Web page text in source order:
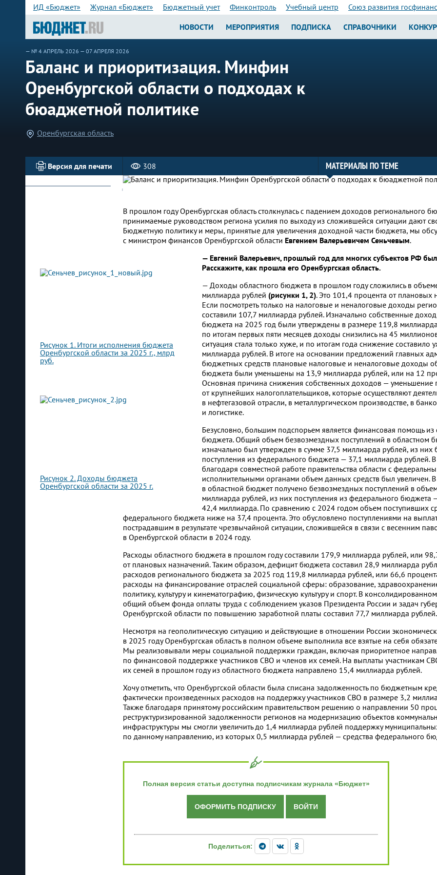
ИД «Бюджет» Журнал «Бюджет» Бюджетный учет Финконтроль Учебный центр Союз развития
НОВОСТИ МЕРОПРИЯТИЯ ПОДПИСКА СПРАВОЧНИКИ
— № 4 АПРЕЛЬ 2026 — 07 АПРЕЛЯ 2026
Баланс и приоритизация. Минфин
Оренбургской области о подходах к
бюaджетной политике
Оренбургская область
Версия для печати 308 МАТЕРИАЛЫ ПО ТЕМЕ
В прошлом году Оренбургская область столкнулась с падением доходов регионального
принимаемые руководством региона усилия по выходу из сложившейся ситуации дают
Бюджетную политику и меры, принятые для увеличения доходной части бюджета, мы
с министром финансов Оренбургской области Евгением Валерьевичем Сеньчевым.
Рисунок 1. Итоги исполнения бюджета
Оренбургской области за 2025 г., млрд
руб.
Рисунок 2. Доходы бюджета
Оренбургской области за 2025 г.
— Евгений Валерьевич, прошлый год для многих субъектов РФ
Расскажите, как прошла его Оренбургская область.
— Доходы областного бюджета в прошлом году сложились в
миллиарда рублей (рисунки 1, 2). Это 101,4 процента от плановых
Если посмотреть только на налоговые и неналоговые доходы
составили 107,7 миллиарда рублей. Изначально собственные
бюджета на 2025 год были утверждены в размере 119,8
по итогам первых пяти месяцев доходы снизились на 45
ситуация стала только хуже, и по итогам года снижение составило
миллиарда рублей. В итоге на основании предложений главных
бюджетных средств плановые налоговые и неналоговые доходы
бюджета были уменьшены на 13,9 миллиарда рублей, или на 12
Основная причина снижения собственных доходов — уменьшение
от крупнейших налогоплательщиков, которые осуществляют
в нефтегазовой отрасли, в металлургическом производстве, в
и логистике.
Безусловно, большим подспорьем является финансовая помощь из
бюджета. Общий объем безвозмездных поступлений в областном
изначально был утвержден в сумме 37,5 миллиарда рублей, из них
поступления из федерального бюджета — 37,1 миллиарда рублей. В
благодаря совместной работе правительства области с
исполнительными органами объем данных средств был увеличен. В
в областной бюджет получено безвозмездных поступлений в
миллиарда рублей, из них поступления из федерального бюджета
42,4 миллиарда. По сравнению с 2024 годом объем поступивших
федерального бюджета ниже на 37,4 процента. Это обусловлено поступлениями на
пострадавшим в результате чрезвычайной ситуации, сложившейся в связи с весенним
в Оренбургской области в 2024 году.
Расходы областного бюджета в прошлом году составили 179,9 миллиарда рублей, или
от плановых назначений. Таким образом, дефицит бюджета составил 28,9 миллиарда
расходов регионального бюджета за 2025 год 119,8 миллиарда рублей, или 66,6
расходы на финансирование отраслей социальной сферы: образование,
политику, культуру и кинематографию, физическую культуру и спорт. В
общий объем фонда оплаты труда с соблюдением указов Президента России и задач
Оренбургской области по повышению заработной платы составил 77,7 миллиарда рублей.
Несмотря на геополитическую ситуацию и действующие в отношении России
в 2025 году Оренбургская область в полном объеме выполнила все взятые на себя
Мы реализовывали меры социальной поддержки граждан, включая приоритетное
по финансовой поддержке участников СВО и членов их семей. На выплаты участникам
их семей в прошлом году из областного бюджета направлено 15,4 миллиарда рублей.
Хочу отметить, что Оренбургской области была списана задолженность по бюджетным
фактически произведенных расходов на поддержку участников СВО в размере 3,2
Также благодаря принятому российским правительством решению о направлении 50
реструктуризированной задолженности регионов на модернизацию объектов
инфраструктуры мы смогли увеличить до 1,4 миллиарда рублей поддержку
по данному направлению, из которых 0,5 миллиарда рублей — средства федерального
Полная версия статьи доступна подписчикам журнала «Бюджет»
ОФОРМИТЬ ПОДПИСКУ ВОЙТИ
Поделиться: